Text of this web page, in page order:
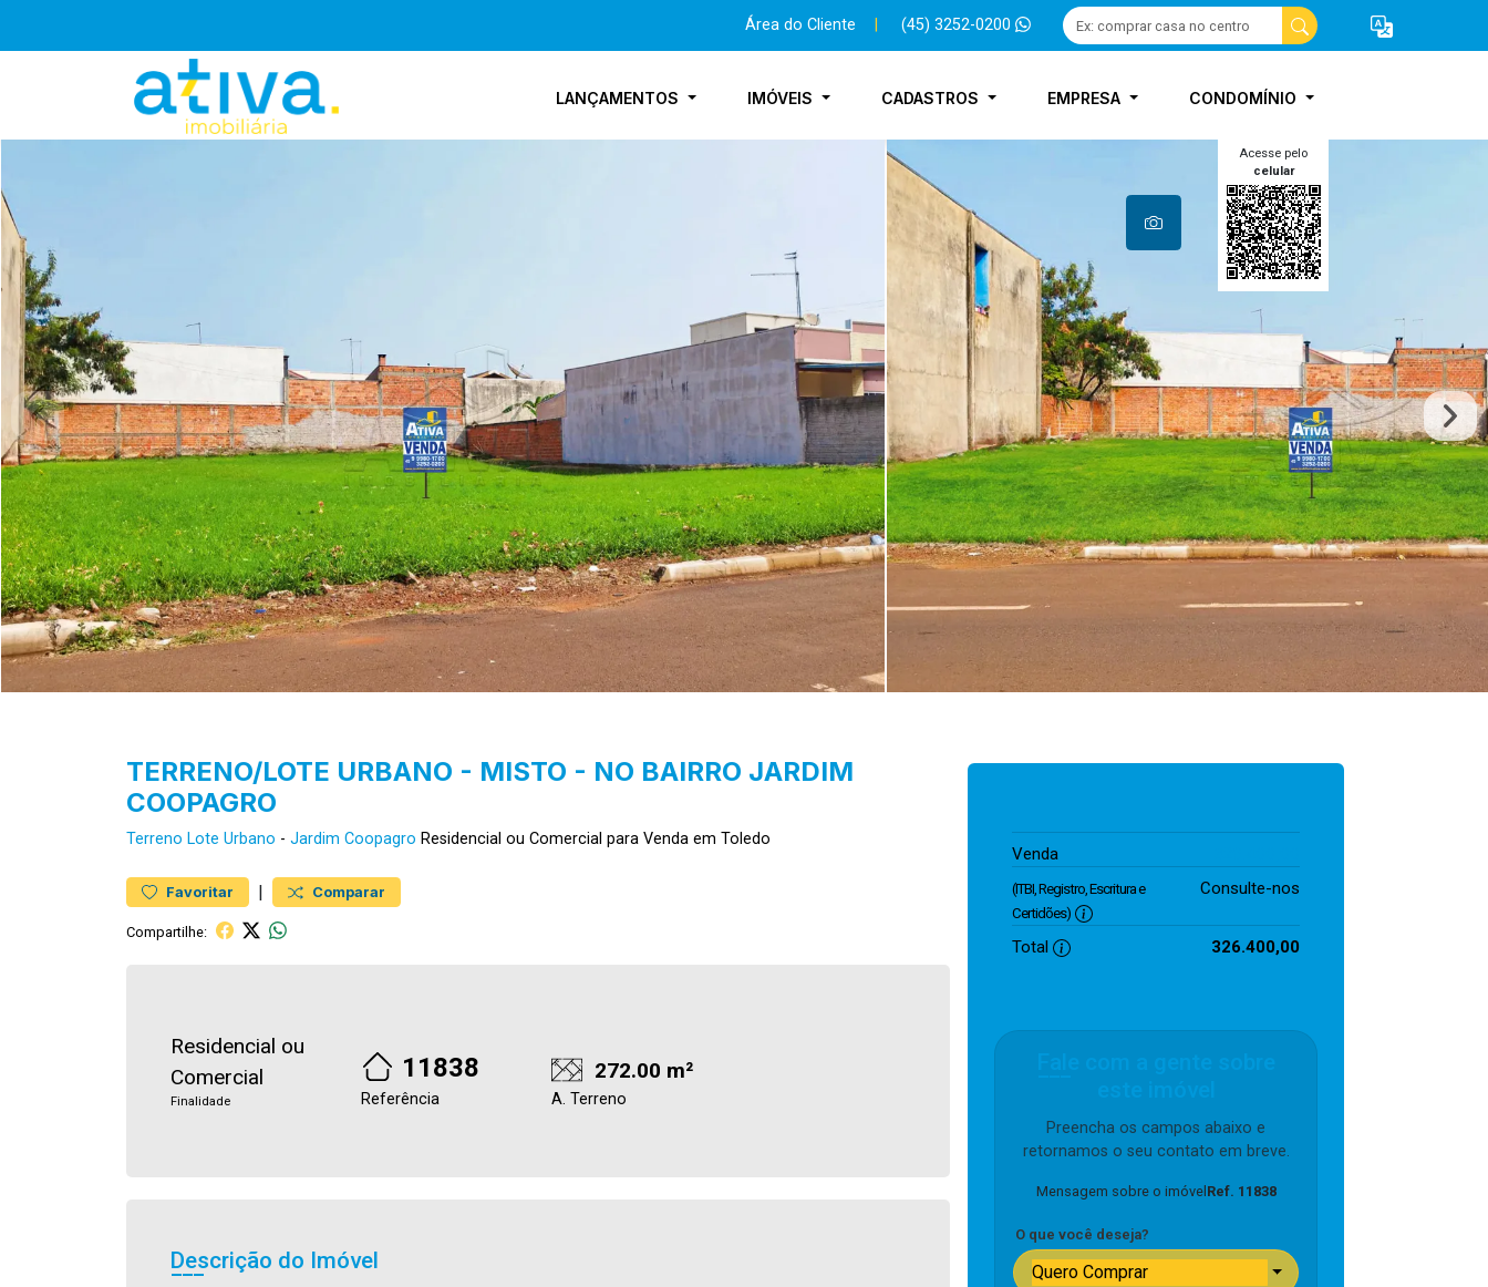
Área do Cliente (45) 3252-0200
LANÇAMENTOS IMÓVEIS CADASTROS EMPRESA CONDOMÍNIO
Acesse pelo
celular
TERRENO/LOTE URBANO - MISTO - NO BAIRRO JARDIM
COOPAGRO
Terreno Lote Urbano - Jardim Coopagro Residencial ou Comercial para Venda em Toledo
Favoritar | Comparar
Compartilhe:
Residencial ou
Comercial
Finalidade
11838
Referência
272.00 m²
A. Terreno
Descrição do Imóvel
Venda
(ITBI, Registro, Escritura e
Certidões)
Consulte-nos
Total 326.400,00
Preencha os campos abaixo e
retornamos o seu contato em breve.
Mensagem sobre o imóvel Ref. 11838
O que você deseja?
Quero Comprar